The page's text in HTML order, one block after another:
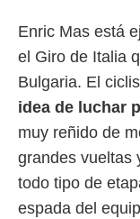
Enric Mas está
el Giro de Italia
Bulgaria. El
idea de luchar
muy reñido de
grandes vueltas
todo tipo de
espada del